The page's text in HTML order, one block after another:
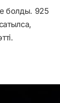
болды. 925